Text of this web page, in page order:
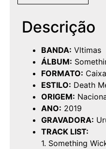
Descrição
BANDA: Vltimas
ÁLBUM:
FORMATO:
ESTILO: Death
ORIGEM:
ANO: 2019
GRAVADORA:
TRACK LIST:
1. Something